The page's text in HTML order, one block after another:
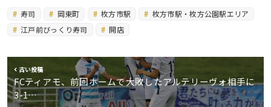
寿司 岡東町 枚方市駅
枚方市駅・枚方公園駅エリア
江戸前びっくり寿司
開店
古い投稿
FCティアモ、前回ホームで大敗したアルテリーヴォ相手に
3-1…